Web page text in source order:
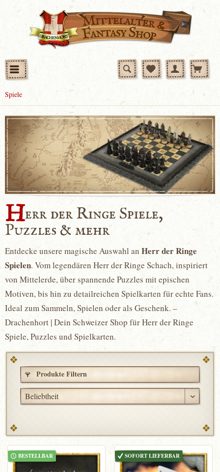
Spiele
Herr der Ringe Spiele,
Puzzles & mehr
Entdecke unsere magische Auswahl an Herr der Ringe
Spielen. Vom legendären Herr der Ringe Schach, inspiriert
von Mittelerde, über spannende Puzzles mit epischen
Motiven, bis hin zu detailreichen Spielkarten für echte Fans.
Ideal zum Sammeln, Spielen oder als Geschenk. –
Drachenhort | Dein Schweizer Shop für Herr der Ringe
Spiele, Puzzles und Spielkarten.
Produkte Filtern
BESTELLBAR SOFORT LIEFERBAR